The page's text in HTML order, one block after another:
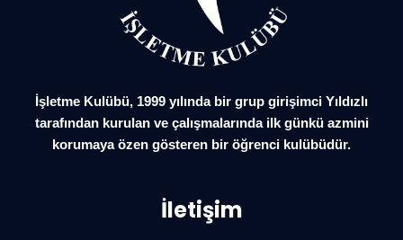
İşletme Kulübü, 1999 yılında bir grup girişimci Yıldızlı
tarafından kurulan ve çalışmalarında ilk günkü azmini
korumaya özen gösteren bir öğrenci kulübüdür.
İletişim